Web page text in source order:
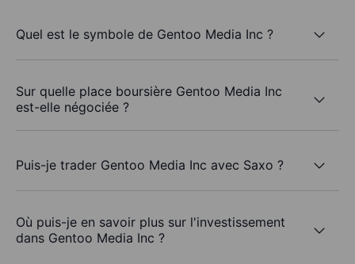
Quel est le symbole de Gentoo Media Inc ?
Sur quelle place boursière Gentoo Media Inc
est-elle négociée ?
Puis-je trader Gentoo Media Inc avec Saxo ?
Où puis-je en savoir plus sur l'investissement
dans Gentoo Media Inc ?